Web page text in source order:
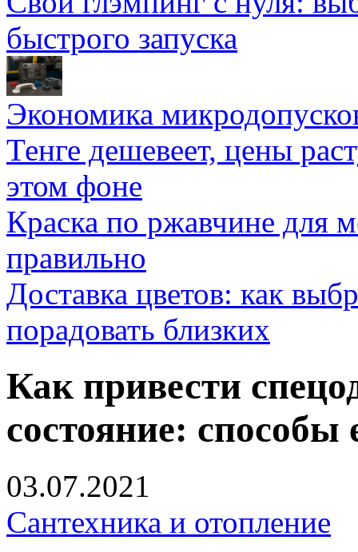
быстрого запуска
Экономика
Тенге дешевеет, цены
этом фоне
Краска по ржавчине для
правильно
Доставка цветов: как
порадовать близких
Как привести
состояние: способы
03.07.2021
Сантехника и отопление